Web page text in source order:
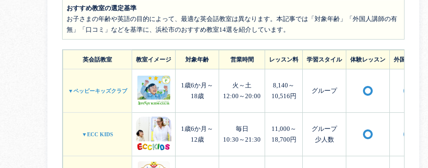
おすすめ教室の選定基準
お子さまの年齢や英語の目的によって、最適な英会話教室は異なります。本記事では「対象年齢」「外国人講師の有
無」「口コミ」などを基準に、浜松市のおすすめ教室14選を紹介しています。
英会話教室 教室イメージ 対象年齢 営業時間 レッスン料 学習スタイル 体験レッスン 外国人講師
▼ペッピーキッズクラブ
1歳6か月～
18歳
火～土
12:00～20:00
8,140～
10,516円
グループ
▼ECC KIDS
1歳6か月～
12歳
毎日
10:30～21:30
11,000～
18,700円
グループ
少人数